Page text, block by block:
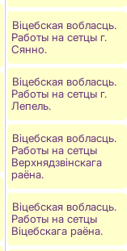
Віцебская вобласць.
Работы на сетцы г.
Сянно.
Віцебская вобласць.
Работы на сетцы г.
Лепель.
Віцебская вобласць.
Работы на сетцы
Верхнядзвінскага
раёна.
Віцебская вобласць.
Работы на сетцы
Вiцебскага раёна.